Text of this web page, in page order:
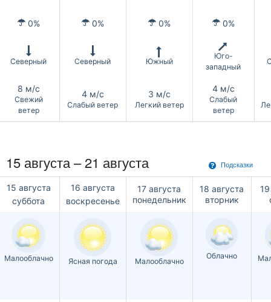
0% 0% 0% 0%
Северный Северный Южный
Юго-
западный
8 м/с
Свежий
ветер
4 м/с
Слабый ветер
3 м/с
Легкий ветер
4 м/с
Слабый
ветер
Подсказки
15 августа – 21 августа
15 августа
суббота
16 августа
воскресенье
17 августа
понедельник
18 августа
вторник
Малооблачно Ясная погода Малооблачно
Облачно